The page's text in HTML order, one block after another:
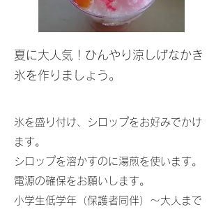
​夏に大人気！ひんやり涼しげなかき
氷を作りましょう。
氷を盛り付け、シロップをお好みでかけ
ます。
シロップを溶かすのに湯煎を使います。
電源の確保をお願いします。
小学生低学年（保護者同伴）～大人まで